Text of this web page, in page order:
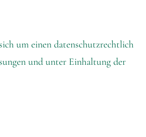
um einen datenschutzrechtlich
und unter Einhaltung der